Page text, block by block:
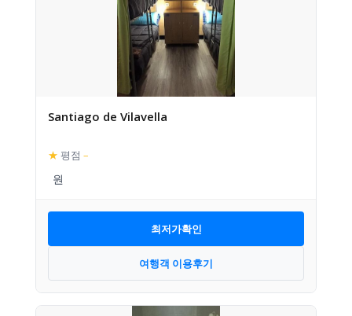
Santiago de Vilavella
★ 평점 –
최저가확인
여행객 이용후기